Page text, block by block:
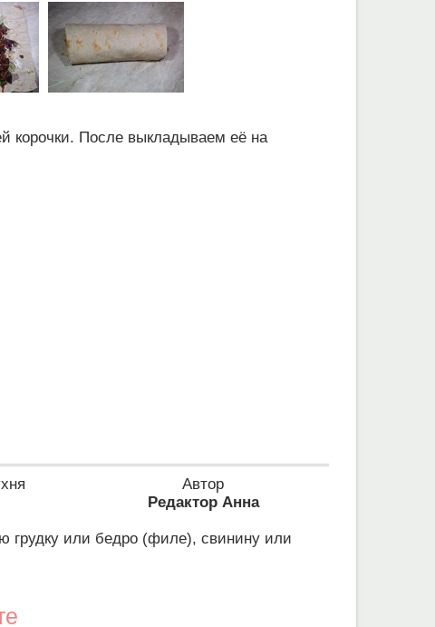
корочки. После выкладываем её на
Автор
Редактор Анна
грудку или бедро (филе), свинину или